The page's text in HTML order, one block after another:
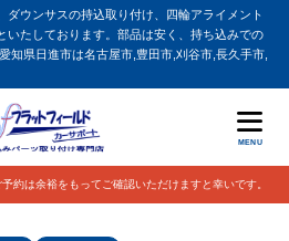
ダウンサスの持込取り付け、四輪アライメント
いたしております。部品は安く、持ち込みでの
知県日進市は名古屋市,豊田市,刈谷市,長久手市,
MENU
約は余裕をもってご確認いただけますと幸いです。